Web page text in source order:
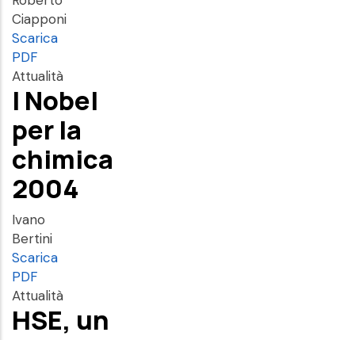
Ciapponi
Scarica
PDF
Attualità
I Nobel
per la
chimica
2004
Ivano
Bertini
Scarica
PDF
Attualità
HSE, un